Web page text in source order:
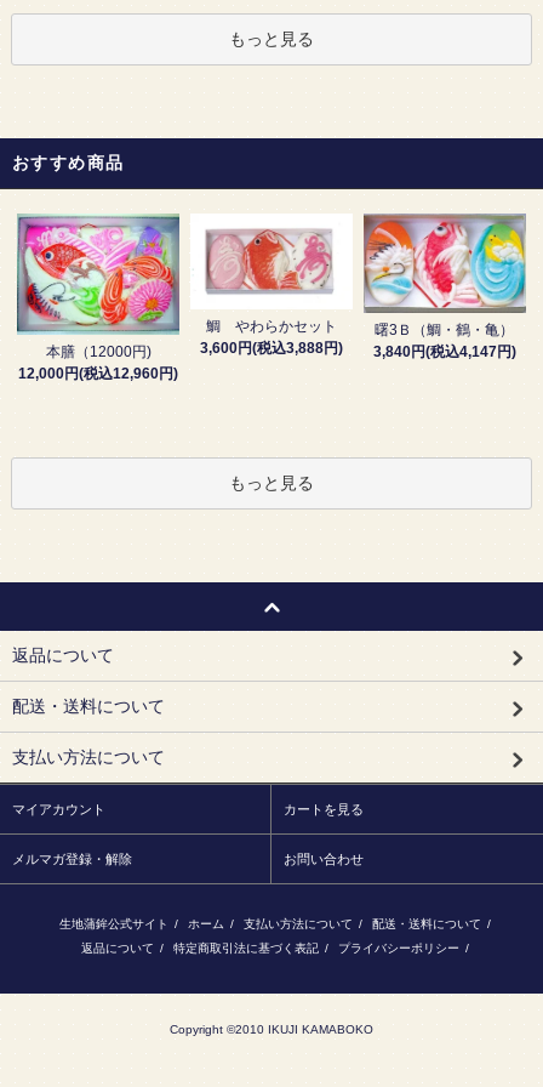
もっと見る
おすすめ商品
本膳（12000円)
12,000円(税込12,960円)
鯛 やわらかセット
3,600円(税込3,888円)
曙3Ｂ（鯛・鶴・亀）
3,840円(税込4,147円)
もっと見る
返品について
配送・送料について
支払い方法について
マイアカウント カートを見る
メルマガ登録・解除 お問い合わせ
生地蒲鉾公式サイト / ホーム / 支払い方法について / 配送・送料について /
返品について / 特定商取引法に基づく表記 / プライバシーポリシー /
Copyright ©2010 IKUJI KAMABOKO